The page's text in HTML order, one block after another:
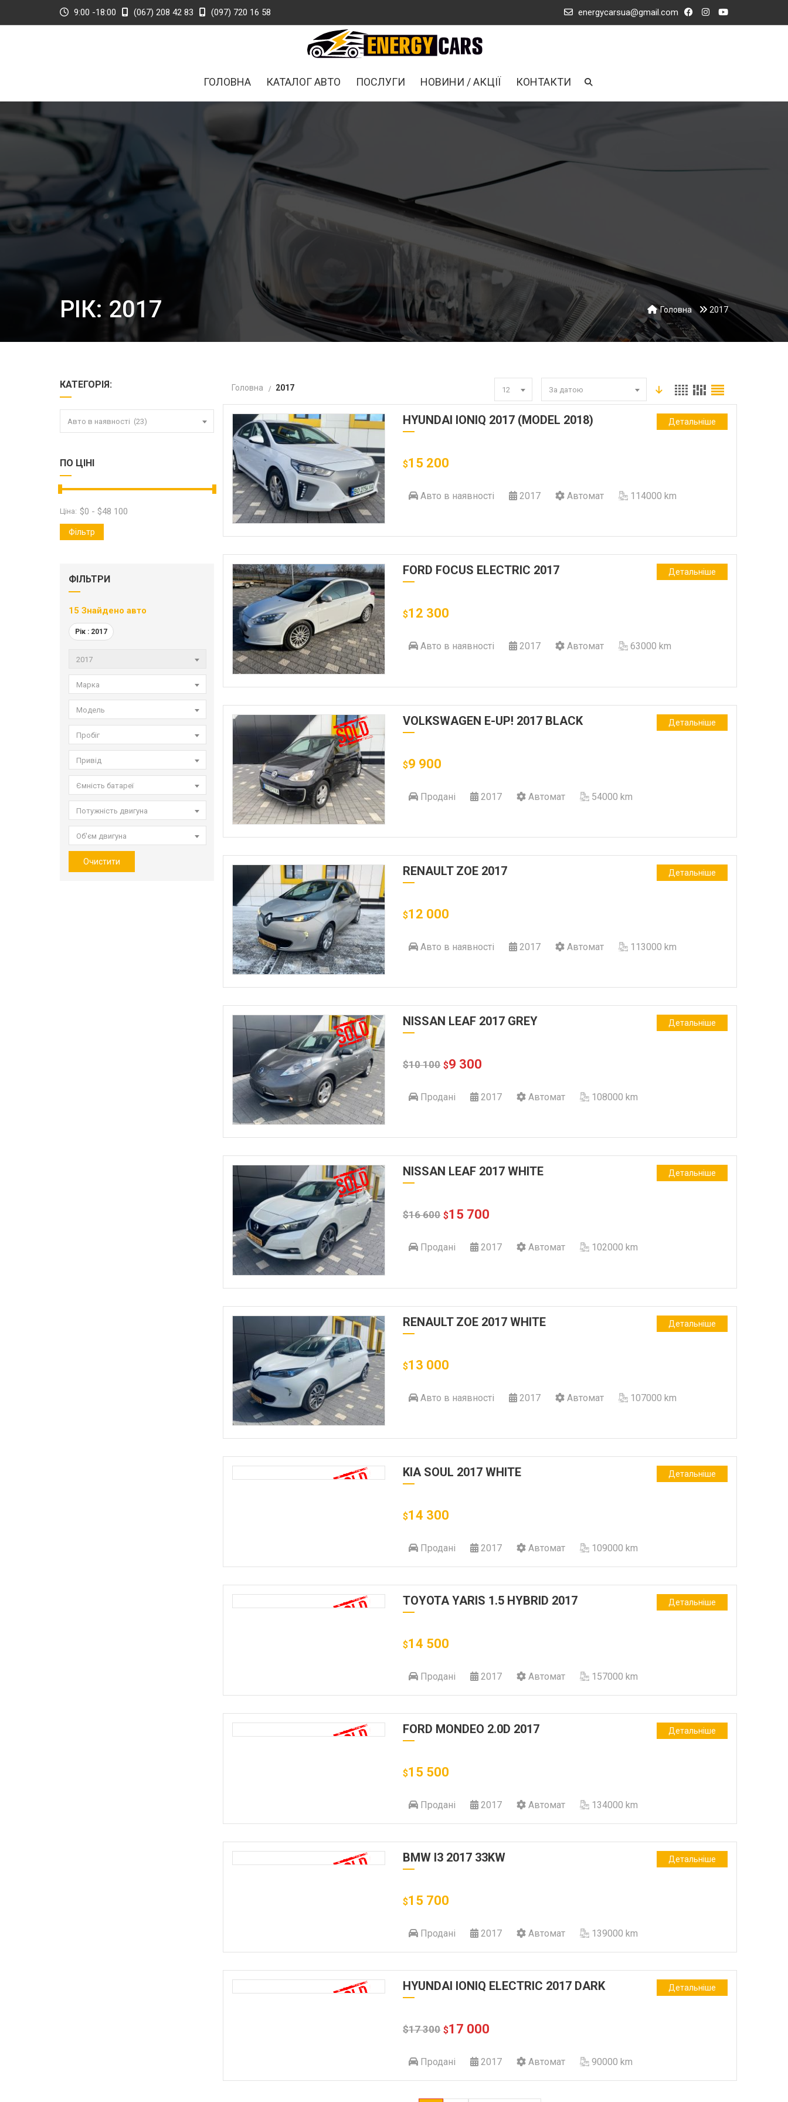
9:00 -18:00 (067) 208 42 83 (097) 720 16 58 energycarsua@gmail.com
ГОЛОВНА КАТАЛОГ АВТО ПОСЛУГИ НОВИНИ / АКЦІЇ КОНТАКТИ
РІК: 2017 Головна 2017
КАТЕГОРІЯ:
Авто в наявності (23)
ПО ЦІНІ
Ціна: $0 - $48 100
Фільтр
ФІЛЬТРИ
15 Знайдено авто
Рік : 2017
2017
Марка
Модель
Пробіг
Привід
Ємність батареї
Потужність двигуна
Об'єм двигуна
Очистити
Головна 2017 12 За датою
HYUNDAI IONIQ 2017 (MODEL 2018)
$15 200
Детальніше
Авто в наявності 2017 Автомат 114000 km
FORD FOCUS ELECTRIC 2017
$12 300
Детальніше
Авто в наявності 2017 Автомат 63000 km
VOLKSWAGEN E-UP! 2017 BLACK
$9 900
Детальніше
Продані 2017 Автомат 54000 km
RENAULT ZOE 2017
$12 000
Детальніше
Авто в наявності 2017 Автомат 113000 km
NISSAN LEAF 2017 GREY
$10 100 $9 300
Детальніше
Продані 2017 Автомат 108000 km
NISSAN LEAF 2017 WHITE
$16 600 $15 700
Детальніше
Продані 2017 Автомат 102000 km
RENAULT ZOE 2017 WHITE
$13 000
Детальніше
Авто в наявності 2017 Автомат 107000 km
KIA SOUL 2017 WHITE
$14 300
Детальніше
Продані 2017 Автомат 109000 km
TOYOTA YARIS 1.5 HYBRID 2017
$14 500
Детальніше
Продані 2017 Автомат 157000 km
FORD MONDEO 2.0D 2017
$15 500
Детальніше
Продані 2017 Автомат 134000 km
BMW I3 2017 33KW
$15 700
Детальніше
Продані 2017 Автомат 139000 km
HYUNDAI IONIQ ELECTRIC 2017 DARK
$17 300 $17 000
Детальніше
Продані 2017 Автомат 90000 km